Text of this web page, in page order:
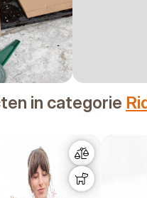
in categorie